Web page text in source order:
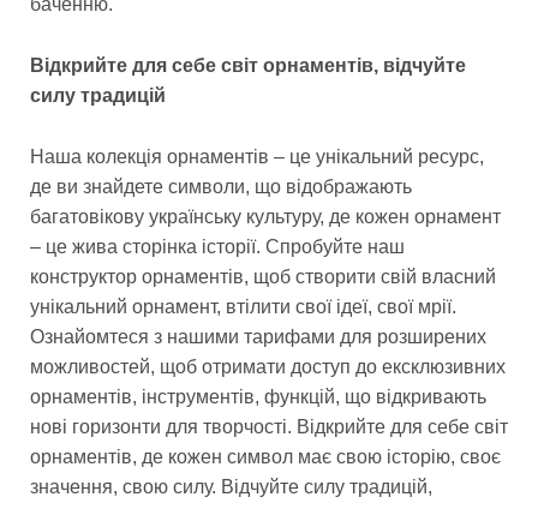
баченню.
Відкрийте для себе світ орнаментів, відчуйте
силу традицій
Наша колекція орнаментів – це унікальний ресурс,
де ви знайдете символи, що відображають
багатовікову українську культуру, де кожен орнамент
– це жива сторінка історії. Спробуйте наш
конструктор орнаментів, щоб створити свій власний
унікальний орнамент, втілити свої ідеї, свої мрії.
Ознайомтеся з нашими тарифами для розширених
можливостей, щоб отримати доступ до ексклюзивних
орнаментів, інструментів, функцій, що відкривають
нові горизонти для творчості. Відкрийте для себе світ
орнаментів, де кожен символ має свою історію, своє
значення, свою силу. Відчуйте силу традицій,